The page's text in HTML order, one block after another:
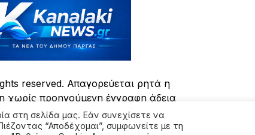
reserved. Απαγορεύεται ρητά η
χωρίς προηγούμενη έγγραφη άδεια
ιδιοκτήτριας εταιρείας
στη σελίδα μας. Εάν συνεχίσετε να
“Αποδέχομαι”, συμφωνείτε με τη